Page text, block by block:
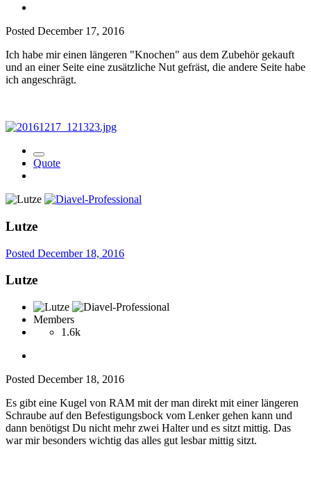
Posted December 17, 2016
Ich habe mir einen längeren "Knochen" aus dem Zubehör gekauft
und an einer Seite eine zusätzliche Nut gefräst, die andere Seite habe
ich angeschrägt.
Quote
Lutze
Posted December 18, 2016
Lutze
Members
1.6k
Posted December 18, 2016
Es gibt eine Kugel von RAM mit der man direkt mit einer längeren
Schraube auf den Befestigungsbock vom Lenker gehen kann und
dann benötigst Du nicht mehr zwei Halter und es sitzt mittig. Das
war mir besonders wichtig das alles gut lesbar mittig sitzt.